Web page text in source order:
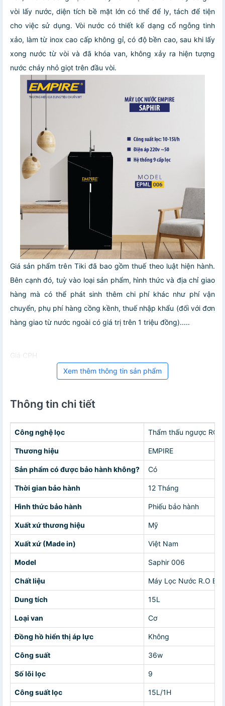
vòi lấy nước, diện tích bề mặt lớn có thể để ly, tách để tiện
cho việc sử dụng. Vòi nước có thiết kế dạng cổ ngỗng tinh
xảo, làm từ inox cao cấp không gỉ, có độ bền cao, sau khi lấy
xong nước từ vòi và đã khóa van, không xảy ra hiện tượng
nước chảy nhỏ giọt trên đầu vòi.
Giá sản phẩm trên Tiki đã bao gồm thuế theo luật hiện hành.
Bên cạnh đó, tuỳ vào loại sản phẩm, hình thức và địa chỉ giao
hàng mà có thể phát sinh thêm chi phí khác như phí vận
chuyển, phụ phí hàng cồng kềnh, thuế nhập khẩu (đối với đơn
hàng giao từ nước ngoài có giá trị trên 1 triệu đồng).....
Giá CPH
Xem thêm thông tin sản phẩm
Thông tin chi tiết
Công nghệ lọc Thẩm thấu ngược RO,
Thương hiệu EMPIRE
Sản phẩm có được bảo hành không? Có
Thời gian bảo hành 12 Tháng
Hình thức bảo hành Phiếu bảo hành
Xuất xứ thương hiệu Mỹ
Xuất xứ (Made in) Việt Nam
Model Saphir 006
Chất liệu Máy Lọc Nước R.O
Dung tích 15L
Loại van Cơ
Đồng hồ hiển thị áp lực Không
Công suất 36w
Số lõi lọc 9
Công suất lọc 15L/1H